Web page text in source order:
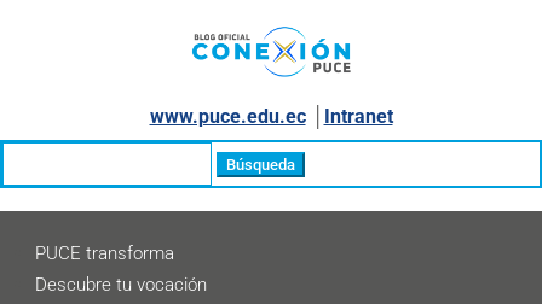
www.puce.edu.ec│ Intranet
PUCE transforma
Descubre tu vocación